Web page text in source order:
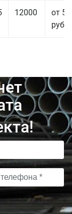
12000
от
руб.